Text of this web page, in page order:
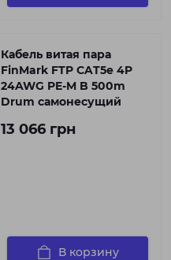
Кабель витая пара
FinMark FTP CAT5e 4P
24AWG PE-M B 500m
Drum самонесущий
13 066 грн
В корзину